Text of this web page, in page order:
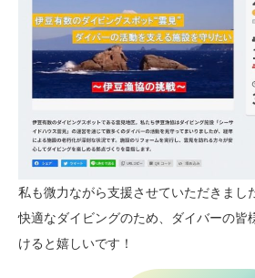
私も微力ながら支援させていただきまし
快適なダイビングのため、ダイバーの皆
けると嬉しいです！